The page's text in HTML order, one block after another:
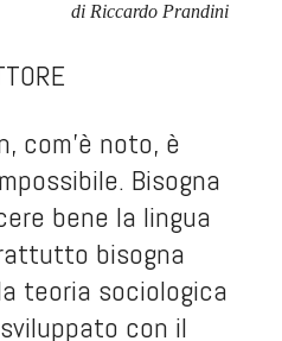
di Riccardo Prandini
com’è noto, è
Bisogna
bene la lingua
bisogna
teoria sociologica
con il